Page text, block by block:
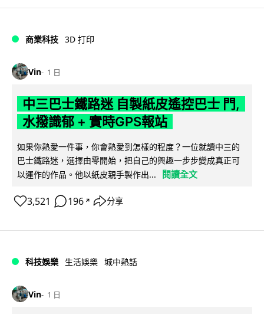
商業科技 3D 打印
Vin 1 日
中三巴士鐵路迷 自製紙皮遙控巴士 門,
水撥識郁 + 實時GPS報站
如果你熱愛一件事，你會熱愛到怎樣的程度？一位就讀中三的
巴士鐵路迷，選擇由零開始，把自己的興趣一步步變成真正可
以運作的作品。他以紙皮親手製作出...
閱讀全文
3,521 196 ↗ 分享
科技娛樂 生活娛樂 城中熱話
Vin 1 日